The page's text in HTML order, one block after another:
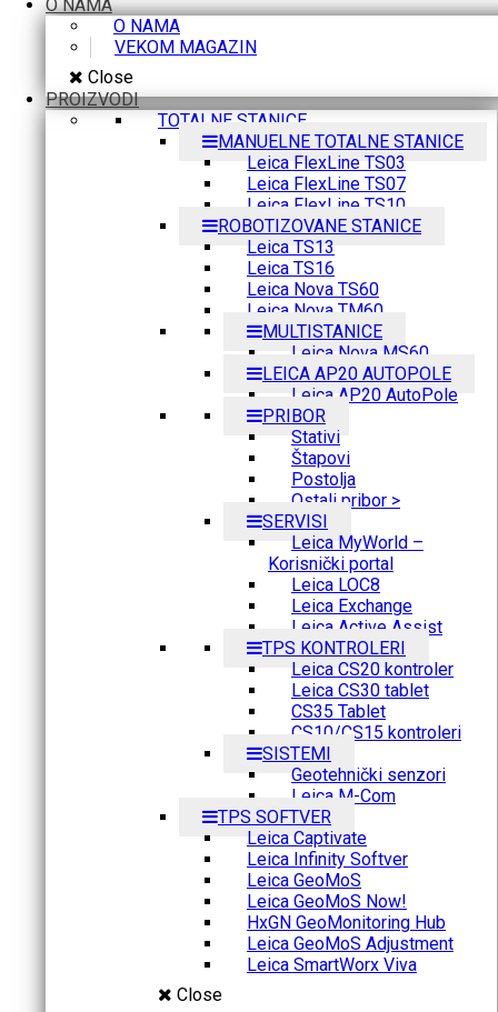
O NAMA
O NAMA
VEKOM MAGAZIN
Close
PROIZVODI
TOTALNE STANICE
MANUELNE TOTALNE STANICE
Leica FlexLine TS03
Leica FlexLine TS07
Leica FlexLine TS10
ROBOTIZOVANE STANICE
Leica TS13
Leica TS16
Leica Nova TS60
Leica Nova TM60
MULTISTANICE
Leica Nova MS60
LEICA AP20 AUTOPOLE
Leica AP20 AutoPole
PRIBOR
Stativi
Štapovi
Postolja
Ostali pribor >
SERVISI
Leica MyWorld –
Korisnički portal
Leica LOC8
Leica Exchange
Leica Active Assist
TPS KONTROLERI
Leica CS20 kontroler
Leica CS30 tablet
CS35 Tablet
CS10/CS15 kontroleri
SISTEMI
Geotehnički senzori
Leica M-Com
TPS SOFTVER
Leica Captivate
Leica Infinity Softver
Leica GeoMoS
Leica GeoMoS Now!
HxGN GeoMonitoring Hub
Leica GeoMoS Adjustment
Leica SmartWorx Viva
Close